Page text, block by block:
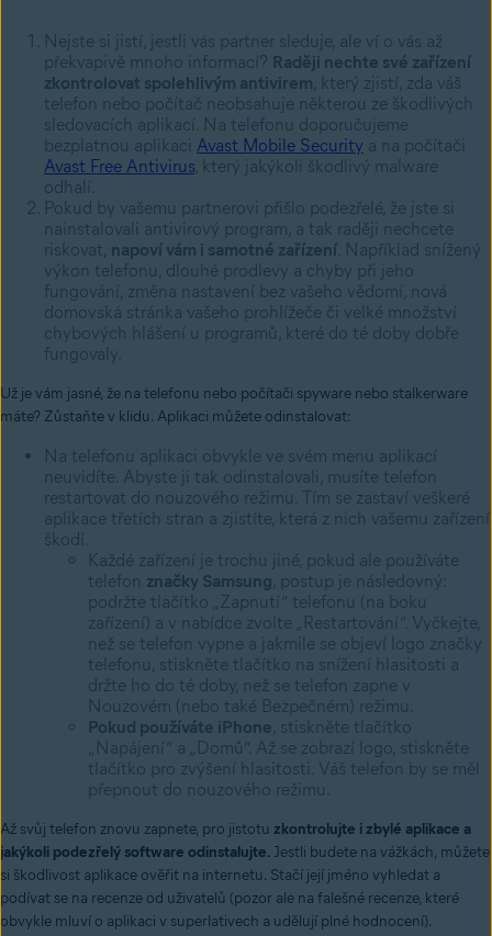
Nejste si jistí, jestli vás partner sleduje, ale ví o vás až
překvapivě mnoho informací? Raději nechte své zařízení
zkontrolovat spolehlivým antivirem, který zjistí, zda váš
telefon nebo počítač neobsahuje některou ze škodlivých
sledovacích aplikací. Na telefonu doporučujeme
bezplatnou aplikaci Avast Mobile Security a na počítači
Avast Free Antivirus, který jakýkoli škodlivý malware
odhalí.
Pokud by vašemu partnerovi přišlo podezřelé, že jste si
nainstalovali antivirový program, a tak raději nechcete
riskovat, napoví vám i samotné zařízení . Například snížený
výkon telefonu, dlouhé prodlevy a chyby při jeho
fungování, změna nastavení bez vašeho vědomí, nová
domovská stránka vašeho prohlížeče či velké množství
chybových hlášení u programů, které do té doby dobře
fungovaly.
Už je vám jasné, že na telefonu nebo počítači spyware nebo stalkerware
máte? Zůstaňte v klidu. Aplikaci můžete odinstalovat:
Na telefonu aplikaci obvykle ve svém menu aplikací
neuvidíte. Abyste ji tak odinstalovali, musíte telefon
restartovat do nouzového režimu. Tím se zastaví veškeré
aplikace třetích stran a zjistíte, která z nich vašemu zařízení
škodí.
Každé zařízení je trochu jiné, pokud ale používáte
telefon značky Samsung, postup je následovný:
podržte tlačítko „Zapnutí” telefonu (na boku
zařízení) a v nabídce zvolte „Restartování”. Vyčkejte,
než se telefon vypne a jakmile se objeví logo značky
telefonu, stiskněte tlačítko na snížení hlasitosti a
držte ho do té doby, než se telefon zapne v
Nouzovém (nebo také Bezpečném) režimu.
Pokud používáte iPhone, stiskněte tlačítko
„Napájení” a „Domů”. Až se zobrazí logo, stiskněte
tlačítko pro zvýšení hlasitosti. Váš telefon by se měl
přepnout do nouzového režimu.
Až svůj telefon znovu zapnete, pro jistotu zkontrolujte i zbylé aplikace a
jakýkoli podezřelý software odinstalujte. Jestli budete na vážkách, můžete
si škodlivost aplikace ověřit na internetu. Stačí její jméno vyhledat a
podívat se na recenze od uživatelů (pozor ale na falešné recenze, které
obvykle mluví o aplikaci v superlativech a udělují plné hodnocení).